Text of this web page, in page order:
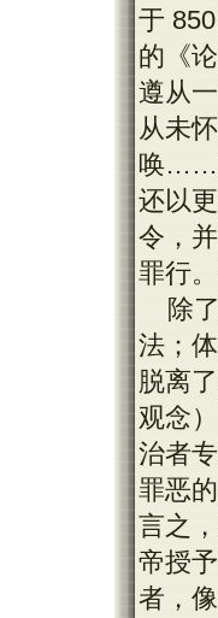
于
的《
遵从
从未
唤……
还以
令，
罪行。
除
法；
脱离
观念
治者
罪恶
言之
帝授
者，